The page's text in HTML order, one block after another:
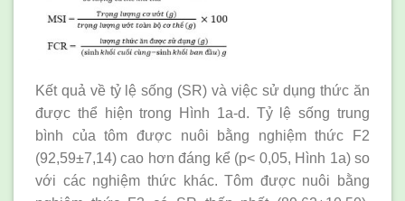
Kết quả về tỷ lệ sống (SR) và việc sử dụng thức ăn
được thể hiện trong Hình 1a-d. Tỷ lệ sống trung
bình của tôm được nuôi bằng nghiệm thức F2
(92,59±7,14) cao hơn đáng kể (p< 0,05, Hình 1a) so
với các nghiệm thức khác. Tôm được nuôi bằng